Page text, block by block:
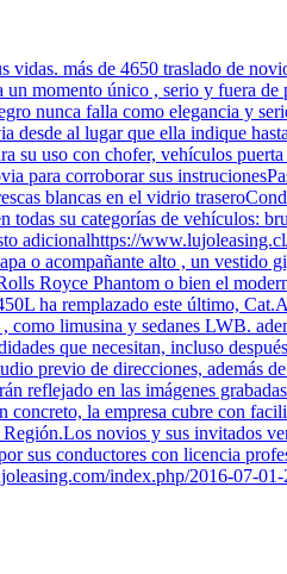
más de 4650 traslado de
momento único , serio y fuera de
nunca falla como elegancia y
al lugar que ella indique
uso con chofer, vehículos
para corroborar sus
blancas en el vidrio
su categorías de vehículos:
adicionalhttps://
o acompañante alto , un vestido
Royce Phantom o bien el
ha remplazado este último,
limusina y sedanes LWB.
que necesitan, incluso
previo de direcciones, además
reflejado en las imágenes
concreto, la empresa cubre con
novios y sus invitados
sus conductores con licencia
index.php/2016-07-